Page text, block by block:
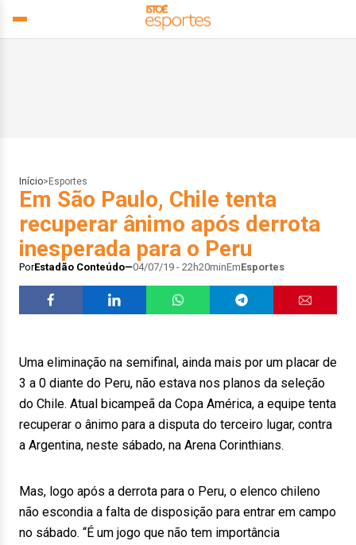
Início> Esportes
Em São Paulo, Chile tenta
recuperar ânimo após derrota
inesperada para o Peru
PorEstadão Conteúdo 04/07/19 - 22h20minEmEsportes
Uma eliminação na semifinal, ainda mais por um placar de
3 a 0 diante do Peru, não estava nos planos da seleção
do Chile. Atual bicampeã da Copa América, a equipe tenta
recuperar o ânimo para a disputa do terceiro lugar, contra
a Argentina, neste sábado, na Arena Corinthians.
Mas, logo após a derrota para o Peru, o elenco chileno
não escondia a falta de disposição para entrar em campo
no sábado. “É um jogo que não tem importância